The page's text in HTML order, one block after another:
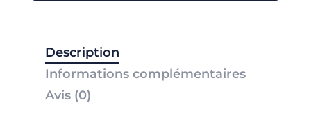
Description
Informations complémentaires
Avis (0)